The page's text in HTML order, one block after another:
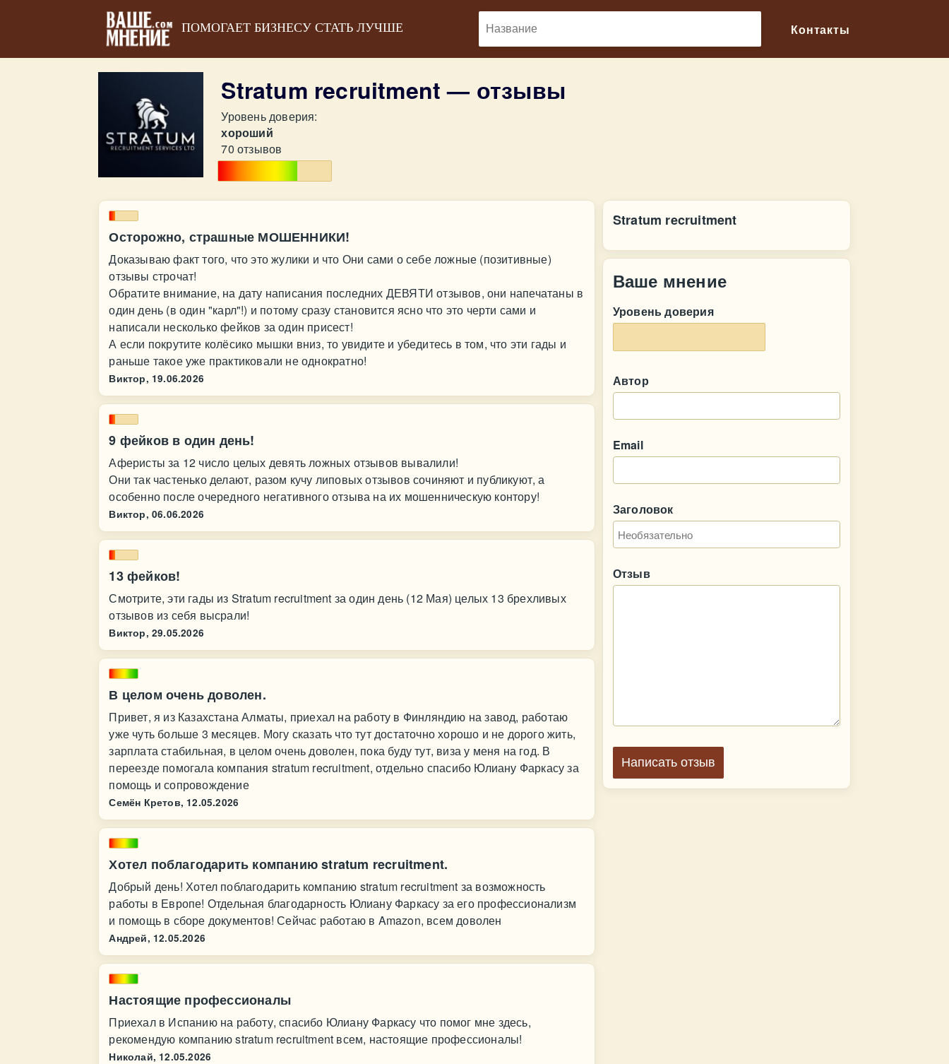
ПОМОГАЕТ БИЗНЕСУ СТАТЬ ЛУЧШЕ Контакты
Stratum recruitment — отзывы
Уровень доверия:
хороший
70 отзывов
Осторожно, страшные МОШЕННИКИ!
Доказываю факт того, что это жулики и что Они сами о себе ложные (позитивные)
отзывы строчат!
Обратите внимание, на дату написания последних ДЕВЯТИ отзывов, они напечатаны в
один день (в один "карл"!) и потому сразу становится ясно что это черти сами и
написали несколько фейков за один присест!
А если покрутите колёсико мышки вниз, то увидите и убедитесь в том, что эти гады и
раньше такое уже практиковали не однократно!
Виктор, 19.06.2026
9 фейков в один день!
Аферисты за 12 число целых девять ложных отзывов вывалили!
Они так частенько делают, разом кучу липовых отзывов сочиняют и публикуют, а
особенно после очередного негативного отзыва на их мошенническую контору!
Виктор, 06.06.2026
13 фейков!
Смотрите, эти гады из Stratum recruitment за один день (12 Мая) целых 13 брехливых
отзывов из себя высрали!
Виктор, 29.05.2026
В целом очень доволен.
Привет, я из Казахстана Алматы, приехал на работу в Финляндию на завод, работаю
уже чуть больше 3 месяцев. Могу сказать что тут достаточно хорошо и не дорого жить,
зарплата стабильная, в целом очень доволен, пока буду тут, виза у меня на год. В
переезде помогала компания stratum recruitment, отдельно спасибо Юлиану Фаркасу за
помощь и сопровождение
Семён Кретов, 12.05.2026
Хотел поблагодарить компанию stratum recruitment.
Добрый день! Хотел поблагодарить компанию stratum recruitment за возможность
работы в Европе! Отдельная благодарность Юлиану Фаркасу за его профессионализм
и помощь в сборе документов! Сейчас работаю в Amazon, всем доволен
Андрей, 12.05.2026
Настоящие профессионалы
Приехал в Испанию на работу, спасибо Юлиану Фаркасу что помог мне здесь,
рекомендую компанию stratum recruitment всем, настоящие профессионалы!
Николай, 12.05.2026
Stratum recruitment
Ваше мнение
Уровень доверия
Автор
Email
Заголовок
Отзыв
Написать отзыв